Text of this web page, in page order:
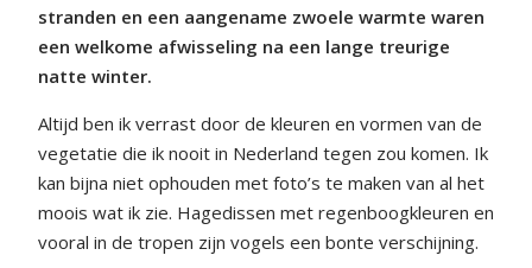
stranden en een aangename zwoele warmte waren
een welkome afwisseling na een lange treurige
natte winter.
Altijd ben ik verrast door de kleuren en vormen van de
vegetatie die ik nooit in Nederland tegen zou komen. Ik
kan bijna niet ophouden met foto’s te maken van al het
moois wat ik zie. Hagedissen met regenboogkleuren en
vooral in de tropen zijn vogels een bonte verschijning.